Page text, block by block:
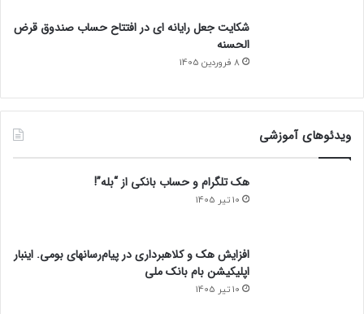
شکایت جعل رایانه ای در افتتاح حساب صندوق قرض
الحسنه
8 فروردین 1405
ویدئوهای آموزشی
هک تلگرام و حساب بانکی از “بله”!
10 تیر 1405
افزایش هک و کلاهبرداری در پیام‌رسانهای بومی. اینبار
اپلیکیشن بام‌ بانک ملی
10 تیر 1405